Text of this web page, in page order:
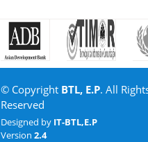
© Copyright BTL, E.P. All
Reserved
Designed by IT-BTL,E.P
Version 2.4